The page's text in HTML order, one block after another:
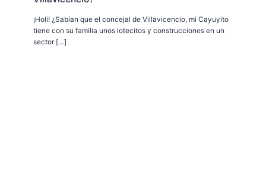
¡Holi! ¿Sabían que el concejal de Villavicencio, mi Cayuyito
tiene con su familia unos lotecitos y construcciones en un
sector […]